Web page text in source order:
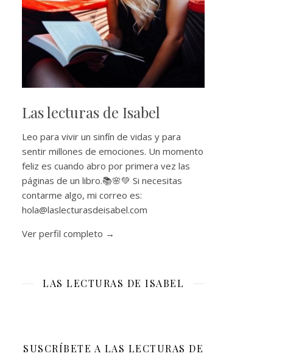
Las lecturas de Isabel
Leo para vivir un sinfín de vidas y para
sentir millones de emociones. Un momento
feliz es cuando abro por primera vez las
páginas de un libro.📚🌸💚 Si necesitas
contarme algo, mi correo es:
hola@laslecturasdeisabel.com
Ver perfil completo →
LAS LECTURAS DE ISABEL
SUSCRÍBETE A LAS LECTURAS DE